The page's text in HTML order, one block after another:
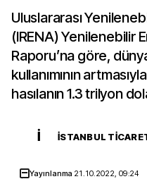
Uluslararası
(IRENA) Yenilenebilir
Raporu’na göre,
kullanımının
hasılanın 1.3 trilyon
İ İSTANBUL
Yayınlanma 21.10.2022, 09:24